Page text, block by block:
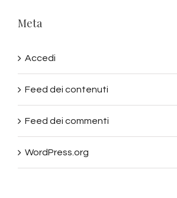
Meta
Accedi
Feed dei contenuti
Feed dei commenti
WordPress.org